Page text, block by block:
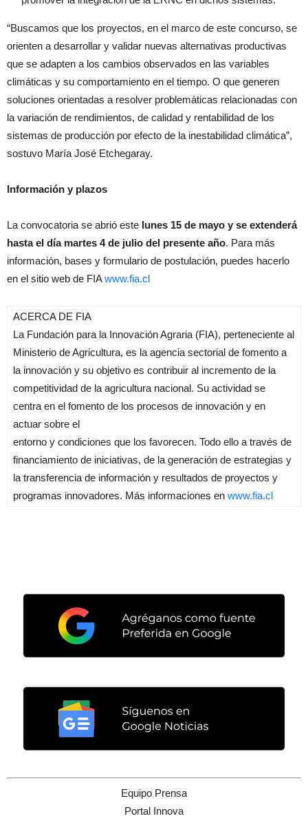
“Buscamos que los proyectos, en el marco de este concurso, se
orienten a desarrollar y validar nuevas alternativas productivas
que se adapten a los cambios observados en las variables
climáticas y su comportamiento en el tiempo. O que generen
soluciones orientadas a resolver problemáticas relacionadas con
la variación de rendimientos, de calidad y rentabilidad de los
sistemas de producción por efecto de la inestabilidad climática”,
sostuvo María José Etchegaray.
Información y plazos
La convocatoria se abrió este lunes 15 de mayo y se extenderá
hasta el día martes 4 de julio del presente año. Para más
información, bases y formulario de postulación, puedes hacerlo
en el sitio web de FIAwww.fia.cl
ACERCA DE FIA
La Fundación para la Innovación Agraria (FIA), perteneciente al
Ministerio de Agricultura, es la agencia sectorial de fomento a
la innovación y su objetivo es contribuir al incremento de la
competitividad de la agricultura nacional. Su actividad se
centra en el fomento de los procesos de innovación y en
actuar sobre el
entorno y condiciones que los favorecen. Todo ello a través de
financiamiento de iniciativas, de la generación de estrategias y
la transferencia de información y resultados de proyectos y
programas innovadores. Más informaciones en www.fia.cl
Equipo Prensa
Portal Innova